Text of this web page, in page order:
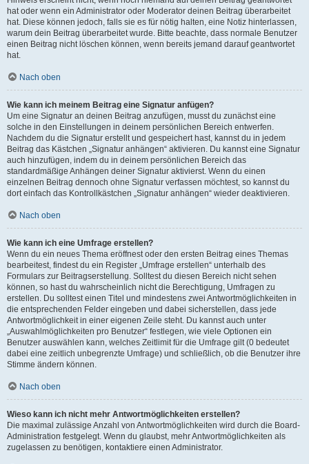
hat oder wenn ein Administrator oder Moderator deinen Beitrag überarbeitet
hat. Diese können jedoch, falls sie es für nötig halten, eine Notiz hinterlassen,
warum dein Beitrag überarbeitet wurde. Bitte beachte, dass normale Benutzer
einen Beitrag nicht löschen können, wenn bereits jemand darauf geantwortet
hat.
Nach oben
Wie kann ich meinem Beitrag eine Signatur anfügen?
Um eine Signatur an deinen Beitrag anzufügen, musst du zunächst eine
solche in den Einstellungen in deinem persönlichen Bereich entwerfen.
Nachdem du die Signatur erstellt und gespeichert hast, kannst du in jedem
Beitrag das Kästchen „Signatur anhängen“ aktivieren. Du kannst eine Signatur
auch hinzufügen, indem du in deinem persönlichen Bereich das
standardmäßige Anhängen deiner Signatur aktivierst. Wenn du einen
einzelnen Beitrag dennoch ohne Signatur verfassen möchtest, so kannst du
dort einfach das Kontrollkästchen „Signatur anhängen“ wieder deaktivieren.
Nach oben
Wie kann ich eine Umfrage erstellen?
Wenn du ein neues Thema eröffnest oder den ersten Beitrag eines Themas
bearbeitest, findest du ein Register „Umfrage erstellen“ unterhalb des
Formulars zur Beitragserstellung. Solltest du diesen Bereich nicht sehen
können, so hast du wahrscheinlich nicht die Berechtigung, Umfragen zu
erstellen. Du solltest einen Titel und mindestens zwei Antwortmöglichkeiten in
die entsprechenden Felder eingeben und dabei sicherstellen, dass jede
Antwortmöglichkeit in einer eigenen Zeile steht. Du kannst auch unter
„Auswahlmöglichkeiten pro Benutzer“ festlegen, wie viele Optionen ein
Benutzer auswählen kann, welches Zeitlimit für die Umfrage gilt (0 bedeutet
dabei eine zeitlich unbegrenzte Umfrage) und schließlich, ob die Benutzer ihre
Stimme ändern können.
Nach oben
Wieso kann ich nicht mehr Antwortmöglichkeiten erstellen?
Die maximal zulässige Anzahl von Antwortmöglichkeiten wird durch die Board-
Administration festgelegt. Wenn du glaubst, mehr Antwortmöglichkeiten als
zugelassen zu benötigen, kontaktiere einen Administrator.